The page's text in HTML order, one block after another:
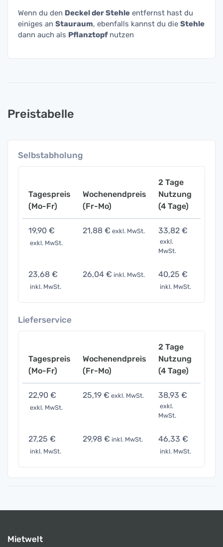
Wenn du den Deckel der Stehle entfernst hast du
einiges an Stauraum, ebenfalls kannst du die Stehle
dann auch als Pflanztopf nutzen
Preistabelle
Selbstabholung
Tagespreis
(Mo-Fr)
Wochenendpreis
(Fr-Mo)
2 Tage
Nutzung
(4 Tage)
19,90 €
exkl. MwSt.
21,88 € exkl. MwSt. 33,82 €
exkl.
MwSt.
23,68 €
inkl. MwSt.
26,04 € inkl. MwSt. 40,25 €
inkl. MwSt.
Lieferservice
Tagespreis
(Mo-Fr)
Wochenendpreis
(Fr-Mo)
2 Tage
Nutzung
(4 Tage)
22,90 €
exkl. MwSt.
25,19 € exkl. MwSt. 38,93 €
exkl.
MwSt.
27,25 €
inkl. MwSt.
29,98 € inkl. MwSt. 46,33 €
inkl. MwSt.
Mietwelt